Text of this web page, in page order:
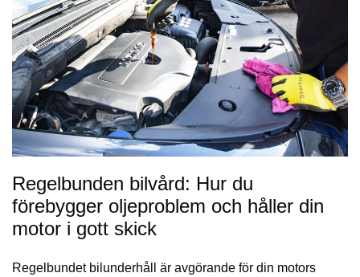
Regelbunden bilvård: Hur du
förebygger oljeproblem och håller din
motor i gott skick
Regelbundet bilunderhåll är avgörande för din motors